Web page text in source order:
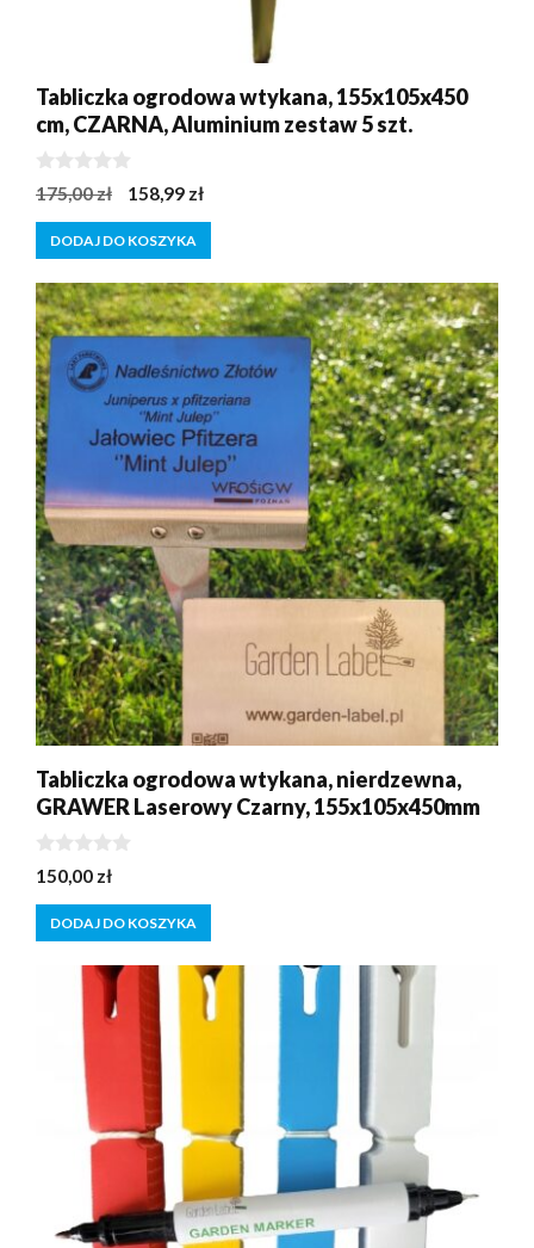
Tabliczka ogrodowa wtykana, 155x105x450
cm, CZARNA, Aluminium zestaw 5 szt.
0
z
5
175,00zł
Pierwotna
cena
wynosiła:
158,99 złAktualna
cena
DODAJ DO KOSZYKA
Tabliczka ogrodowa wtykana, nierdzewna,
GRAWER Laserowy Czarny, 155x105x450mm
0
z
5
150,00 zł
DODAJ DO KOSZYKA